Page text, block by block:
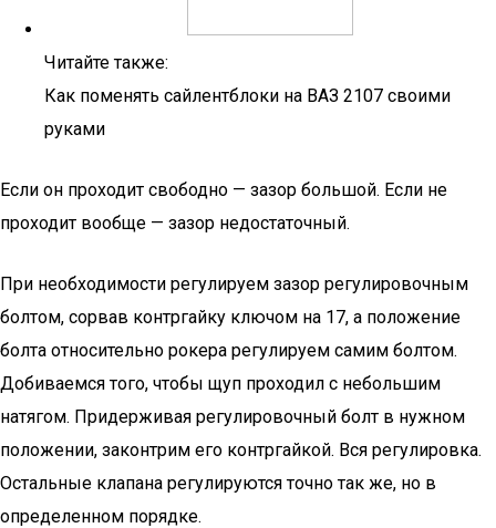
Читайте также:
Как поменять сайлентблоки на ВАЗ 2107 своими
руками
Если он проходит свободно — зазор большой. Если не
проходит вообще — зазор недостаточный.
При необходимости регулируем зазор регулировочным
болтом, сорвав контргайку ключом на 17, а положение
болта относительно рокера регулируем самим болтом.
Добиваемся того, чтобы щуп проходил с небольшим
натягом. Придерживая регулировочный болт в нужном
положении, законтрим его контргайкой. Вся регулировка.
Остальные клапана регулируются точно так же, но в
определенном порядке.